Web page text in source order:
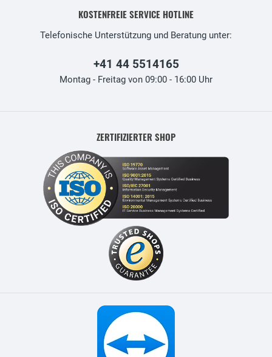
KOSTENFREIE SERVICE HOTLINE
Telefonische Unterstützung und Beratung unter:
+41 44 5514165
Montag - Freitag von 09:00 - 16:00 Uhr
ZERTIFIZIERTER SHOP